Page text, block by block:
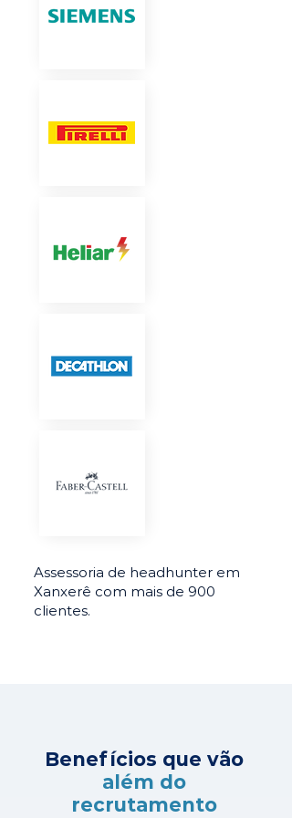
Assessoria de headhunter em
Xanxerê com mais de 900
clientes.
Benefícios que vão
além do
recrutamento